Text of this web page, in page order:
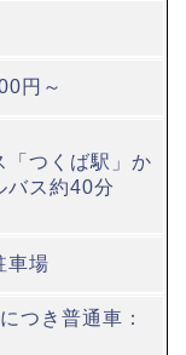
円～
つくば駅」か
バス約40分
車場
つき普通車：